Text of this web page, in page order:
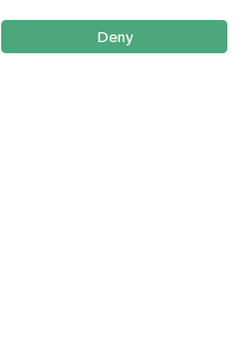
Como Chegar
Newsletter
Deny